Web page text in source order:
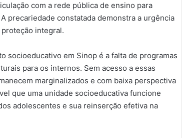
com a rede pública de ensino para
precariedade constatada demonstra a urgência
integral.
socioeducativo em Sinop é a falta de programas
para os internos. Sem acesso a essas
marginalizados e com baixa perspectiva
que uma unidade socioeducativa funcione
adolescentes e sua reinserção efetiva na